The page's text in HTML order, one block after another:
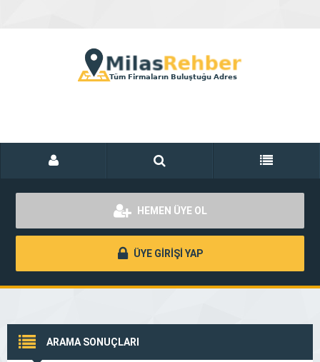
HEMEN ÜYE OL
ÜYE GİRİŞİ YAP
ARAMA SONUÇLARI